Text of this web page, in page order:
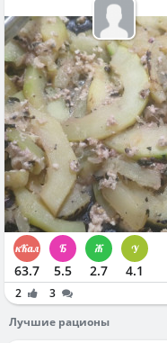
63.7 5.5 2.7 4.1
2
3
Лучшие рационы